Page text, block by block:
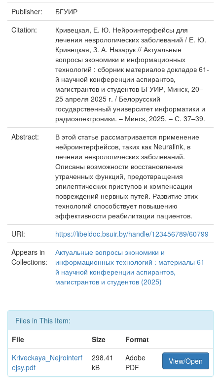
Publisher:
БГУИР
Citation:
Кривецкая, Е. Ю. Нейроинтерфейсы для
лечения неврологических заболеваний / Е. Ю.
Кривецкая, З. А. Назарук // Актуальные
вопросы экономики и информационных
технологий : сборник материалов докладов 61-
й научной конференции аспирантов,
магистрантов и студентов БГУИР, Минск, 20–
25 апреля 2025 г. / Белорусский
государственный университет информатики и
радиоэлектроники. – Минск, 2025. – С. 37–39.
Abstract:
В этой статье рассматривается применение
нейроинтерфейсов, таких как Neuralink, в
лечении неврологических заболеваний.
Описаны возможности восстановления
утраченных функций, предотвращения
эпилептических приступов и компенсации
повреждений нервных путей. Развитие этих
технологий способствует повышению
эффективности реабилитации пациентов.
URI:
https://libeldoc.bsuir.by/handle/123456789/60799
Appears in
Collections:
Актуальные вопросы экономики и
информационных технологий : материалы 61-
й научной конференции аспирантов,
магистрантов и студентов (2025)
Files in This Item:
File
Size
Format
Kriveckaya_Nejrointerf
ejsy.pdf
298.41
kB
Adobe
PDF
View/Open